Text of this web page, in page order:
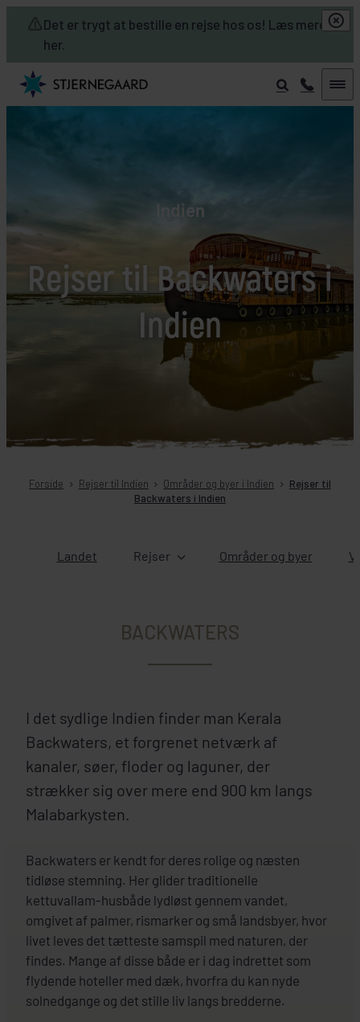
Det er trygt at bestille en rejse hos os! Læs mere
her.
Skip to main content
Rejser til Backwaters i
Indien
Indien
Forside Rejser til Indien Områder og byer i Indien
Rejser til
Backwaters i Indien
Landet Rejser Områder og byer
BACKWATERS
I det sydlige Indien finder man Kerala
Backwaters, et forgrenet netværk af
kanaler, søer, floder og laguner, der
strækker sig over mere end 900 km langs
Malabarkysten.
Backwaters er kendt for deres rolige og næsten
tidløse stemning. Her glider traditionelle
kettuvallam-husbåde lydløst gennem vandet,
omgivet af palmer, rismarker og små landsbyer, hvor
livet leves det tætteste samspil med naturen, der
findes. Mange af disse både er i dag indrettet som
flydende hoteller med dæk, hvorfra du kan nyde
solnedgange og det stille liv langs bredderne.